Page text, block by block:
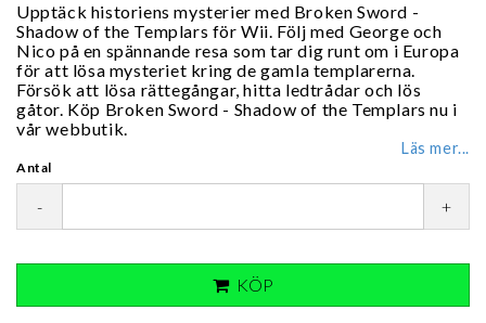
Upptäck historiens mysterier med Broken Sword -
Shadow of the Templars för Wii. Följ med George och
Nico på en spännande resa som tar dig runt om i Europa
för att lösa mysteriet kring de gamla templarerna.
Försök att lösa rättegångar, hitta ledtrådar och lös
gåtor. Köp Broken Sword - Shadow of the Templars nu i
vår webbutik.
Läs mer...
Antal
- +
KÖP